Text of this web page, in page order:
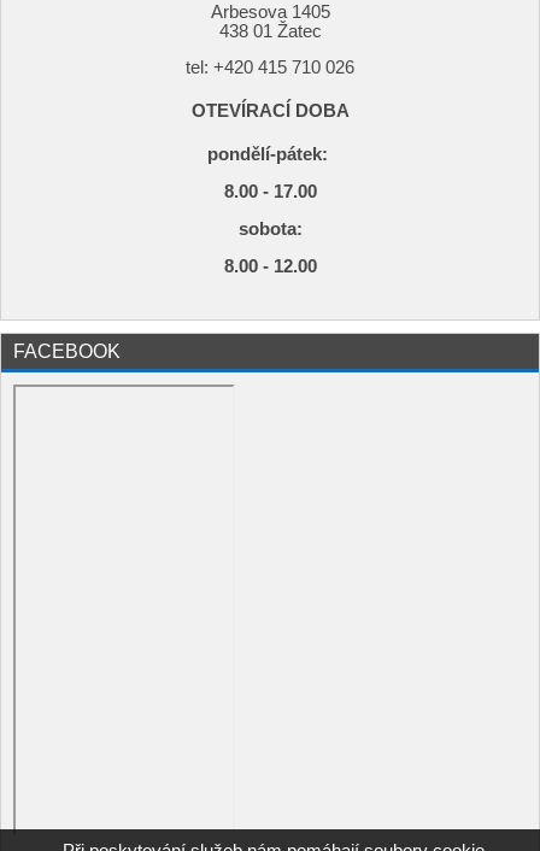
Arbesova 1405
438 01 Žatec
tel: +420 415 710 026
OTEVÍRACÍ DOBA
pondělí-pátek:
8.00 - 17.00
sobota:
8.00 - 12.00
FACEBOOK